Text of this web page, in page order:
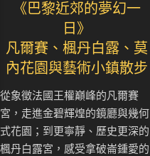
《巴黎近郊的夢幻一
日》
凡爾賽、楓丹白露、莫
內花園與藝術小鎮散步
從象徵法國王權巔峰的凡爾賽
宮，走進金碧輝煌的鏡廳與幾何
式花園；到更寧靜、歷史更深的
楓丹白露宮，感受拿破崙鍾愛的